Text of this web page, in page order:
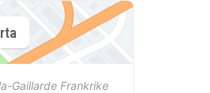
Gaillarde Frankrike